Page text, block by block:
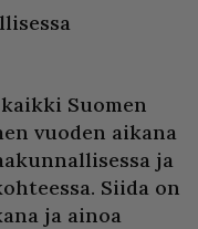
Suomen
vuoden aikana
ja
Siida on
ja ainoa